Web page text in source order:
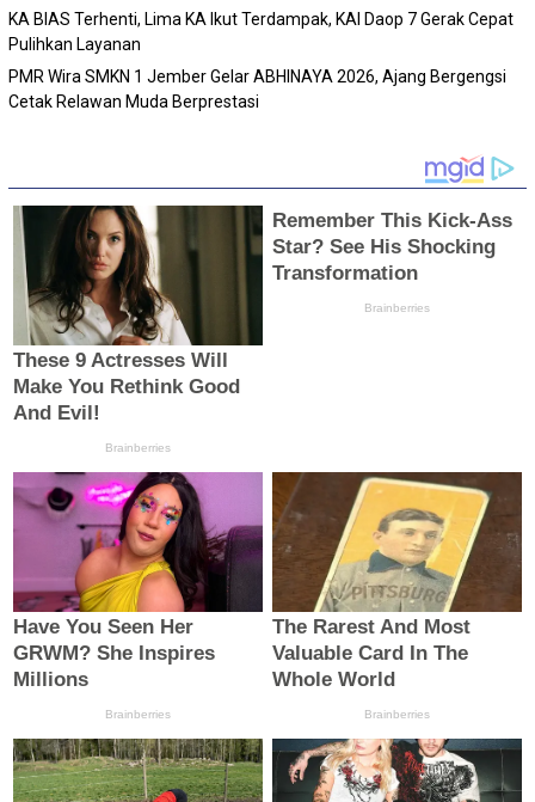
KA BIAS Terhenti, Lima KA Ikut Terdampak, KAI Daop 7 Gerak Cepat
Pulihkan Layanan
PMR Wira SMKN 1 Jember Gelar ABHINAYA 2026, Ajang Bergengsi
Cetak Relawan Muda Berprestasi